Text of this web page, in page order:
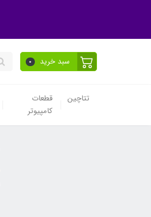
سبد خرید 0
تتاچین
قطعات
کامپیوتر